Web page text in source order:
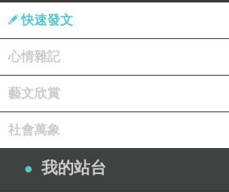
快速發文
心情雜記
藝文欣賞
社會萬象
我的站台